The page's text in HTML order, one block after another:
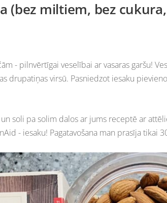
(bez miltiem, bez
- pilnvērtīgai veselībai ar vasaras garšu!
drupatiņas virsū. Pasniedzot iesaku
soli pa solim dalos ar jums receptē ar
- iesaku! Pagatavošana man prasīja tikai